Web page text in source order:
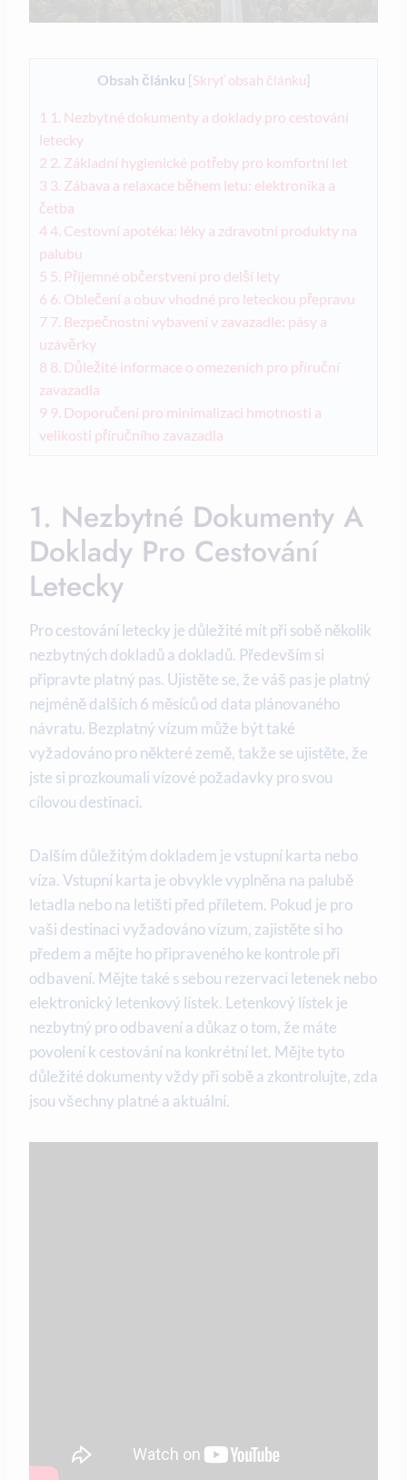
Obsah článku [Skryť obsah článku]
1 1. Nezbytné dokumenty a doklady pro cestování
letecky
2 2. Základní hygienické potřeby pro komfortní let
3 3. Zábava a relaxace během letu: elektronika a
četba
4 4. Cestovní apotéka: léky a zdravotní produkty na
palubu
5 5. Příjemné občerstvení pro delší lety
6 6. Oblečení a obuv vhodné pro leteckou přepravu
7 7. Bezpečnostní vybavení v zavazadle: pásy a
uzávěrky
8 8. Důležité informace o omezeních pro příruční
zavazadla
9 9. Doporučení pro minimalizaci hmotnosti a
velikosti příručního zavazadla
1. Nezbytné Dokumenty A
Doklady Pro Cestování
Letecky
Pro cestování letecky je důležité mít při sobě několik
nezbytných dokladů a dokladů. Především si
připravte platný pas. Ujistěte se, že váš pas je platný
nejméně dalších 6 měsíců od data plánovaného
návratu. Bezplatný vízum může být také
vyžadováno pro některé země, takže se ujistěte, že
jste si prozkoumali vízové požadavky pro svou
cílovou destinaci.
Dalším důležitým dokladem je vstupní karta nebo
víza. Vstupní karta je obvykle vyplněna na palubě
letadla nebo na letišti před příletem. Pokud je pro
vaši destinaci vyžadováno vízum, zajistěte si ho
předem a mějte ho připraveného ke kontrole při
odbavení. Mějte také s sebou rezervaci letenek nebo
elektronický letenkový lístek. Letenkový lístek je
nezbytný pro odbavení a důkaz o tom, že máte
povolení k cestování na konkrétní let. Mějte tyto
důležité dokumenty vždy při sobě a zkontrolujte, zda
jsou všechny platné a aktuální.